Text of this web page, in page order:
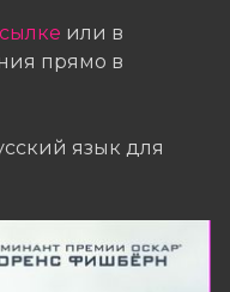
или в
прямо в
язык для